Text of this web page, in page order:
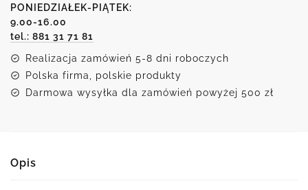
Girls
PONIEDZIAŁEK-PIĄTEK:
9.00-16.00
tel.: 881 31 71 81
Realizacja zamówień 5-8 dni roboczych
Polska firma, polskie produkty
Darmowa wysyłka dla zamówień powyżej 500 zł
Opis